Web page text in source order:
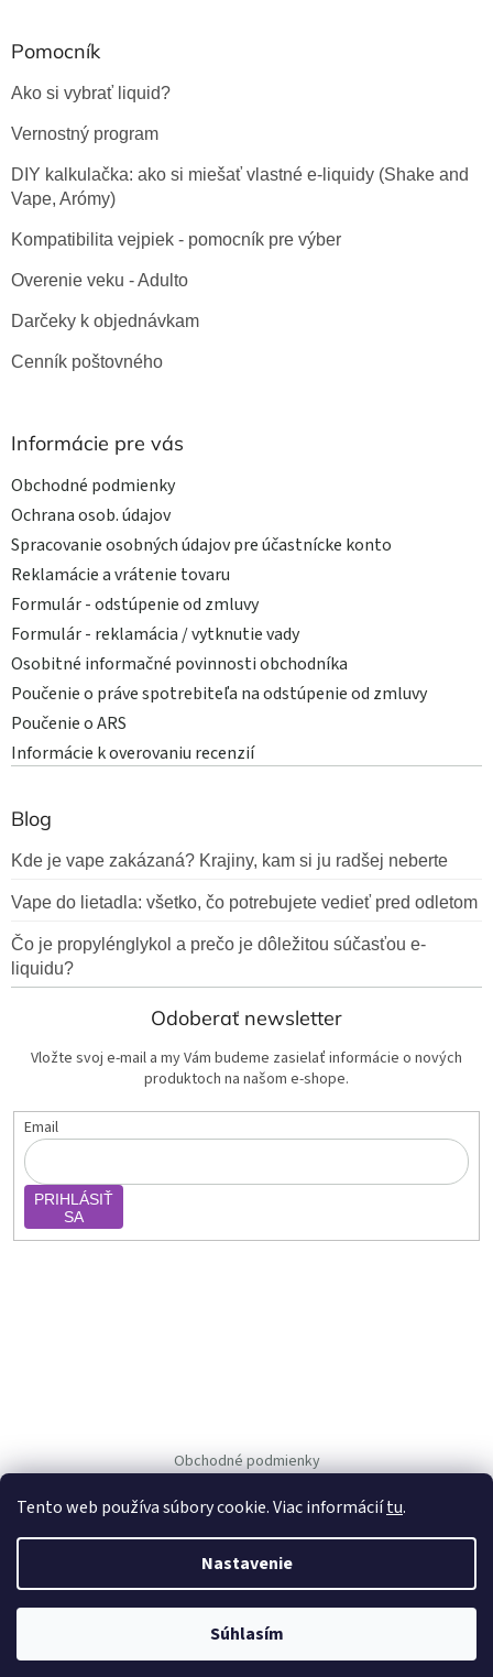
Tento web používa súbory cookie. Viac informáciítu.
Nastavenie
Súhlasím
Pomocník
Ako si vybrať liquid?
Vernostný program
DIY kalkulačka: ako si miešať vlastné e-liquidy (Shake and
Vape, Arómy)
Kompatibilita vejpiek - pomocník pre výber
Overenie veku - Adulto
Darčeky k objednávkam
Cenník poštovného
Informácie pre vás
Obchodné podmienky
Ochrana osob. údajov
Spracovanie osobných údajov pre účastnícke konto
Reklamácie a vrátenie tovaru
Formulár - odstúpenie od zmluvy
Formulár - reklamácia / vytknutie vady
Osobitné informačné povinnosti obchodníka
Poučenie o práve spotrebiteľa na odstúpenie od zmluvy
Poučenie o ARS
Informácie k overovaniu recenzií
Blog
Kde je vape zakázaná? Krajiny, kam si ju radšej neberte
Vape do lietadla: všetko, čo potrebujete vedieť pred odletom
Čo je propylénglykol a prečo je dôležitou súčasťou e-
liquidu?
Odoberať newsletter
Vložte svoj e-mail a my Vám budeme zasielať informácie o nových
produktoch na našom e-shope.
Email
PRIHLÁSIŤ
SA
Obchodné podmienky
Ochrana osob. údajov
Vejpka.sk. Všetky práva vyhradené.
Používámeověření věku Adulto